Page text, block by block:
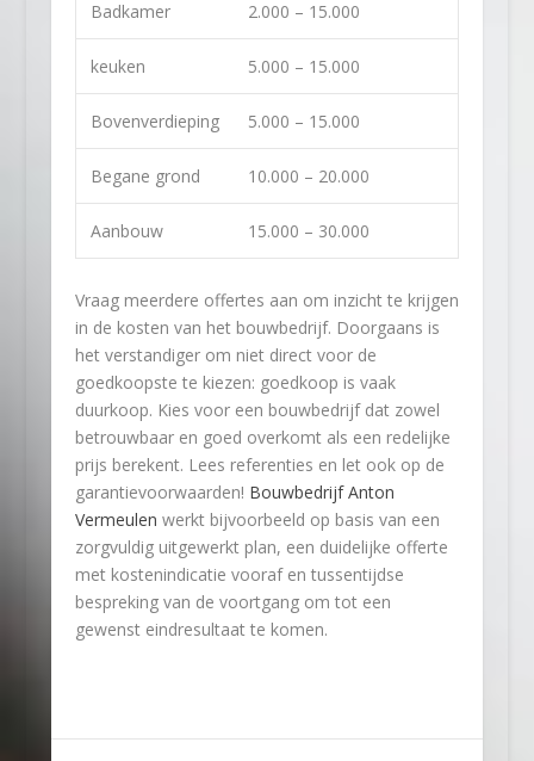
Badkamer 2.000 – 15.000
keuken 5.000 – 15.000
Bovenverdieping 5.000 – 15.000
Begane grond 10.000 – 20.000
Aanbouw 15.000 – 30.000
Vraag meerdere offertes aan om inzicht te krijgen
in de kosten van het bouwbedrijf. Doorgaans is
het verstandiger om niet direct voor de
goedkoopste te kiezen: goedkoop is vaak
duurkoop. Kies voor een bouwbedrijf dat zowel
betrouwbaar en goed overkomt als een redelijke
prijs berekent. Lees referenties en let ook op de
garantievoorwaarden! Bouwbedrijf Anton
Vermeulen werkt bijvoorbeeld op basis van een
zorgvuldig uitgewerkt plan, een duidelijke offerte
met kostenindicatie vooraf en tussentijdse
bespreking van de voortgang om tot een
gewenst eindresultaat te komen.